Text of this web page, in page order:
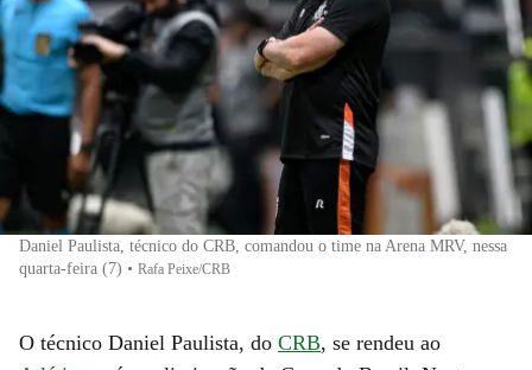
Daniel Paulista, técnico do CRB, comandou o time na Arena MRV, nessa
quarta-feira (7) • Rafa Peixe/CRB
O técnico Daniel Paulista, do CRB, se rendeu ao